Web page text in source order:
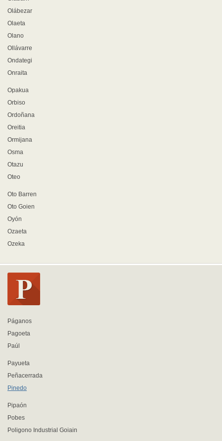
Olábezar
Olaeta
Olano
Ollávarre
Ondategi
Onraita
Opakua
Orbiso
Ordoñana
Oreitia
Ormijana
Osma
Otazu
Oteo
Oto Barren
Oto Goien
Oyón
Ozaeta
Ozeka
Páganos
Pagoeta
Paúl
Payueta
Peñacerrada
Pinedo
Pipaón
Pobes
Poligono Industrial Goiain